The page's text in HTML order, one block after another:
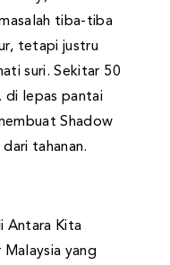
tiba-tiba
tetapi justru
suri. Sekitar 50
di lepas pantai
Shadow
tahanan.
Antara Kita
yang